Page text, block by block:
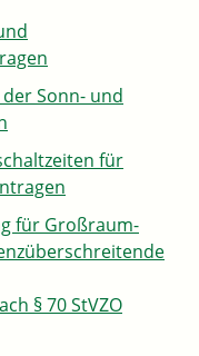
Sonn- und
für
für Großraum-
§ 70 StVZO